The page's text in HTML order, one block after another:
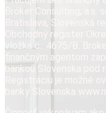
Broker Consulting, a.s.
Bratislava, Slovenská
Obchodný register
vložka č.: 4675/B.
finančným agentom
bankou Slovenska
Registráciu je možné
banky Slovenska